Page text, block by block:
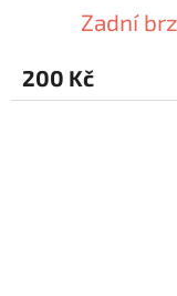
Zadní
200 Kč